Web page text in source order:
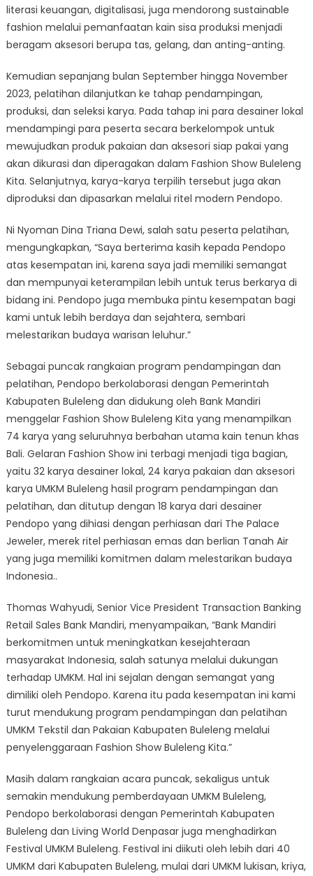
literasi keuangan, digitalisasi, juga mendorong sustainable
fashion melalui pemanfaatan kain sisa produksi menjadi
beragam aksesori berupa tas, gelang, dan anting-anting.
Kemudian sepanjang bulan September hingga November
2023, pelatihan dilanjutkan ke tahap pendampingan,
produksi, dan seleksi karya. Pada tahap ini para desainer lokal
mendampingi para peserta secara berkelompok untuk
mewujudkan produk pakaian dan aksesori siap pakai yang
akan dikurasi dan diperagakan dalam Fashion Show Buleleng
Kita. Selanjutnya, karya-karya terpilih tersebut juga akan
diproduksi dan dipasarkan melalui ritel modern Pendopo.
Ni Nyoman Dina Triana Dewi, salah satu peserta pelatihan,
mengungkapkan, “Saya berterima kasih kepada Pendopo
atas kesempatan ini, karena saya jadi memiliki semangat
dan mempunyai keterampilan lebih untuk terus berkarya di
bidang ini. Pendopo juga membuka pintu kesempatan bagi
kami untuk lebih berdaya dan sejahtera, sembari
melestarikan budaya warisan leluhur.”
Sebagai puncak rangkaian program pendampingan dan
pelatihan, Pendopo berkolaborasi dengan Pemerintah
Kabupaten Buleleng dan didukung oleh Bank Mandiri
menggelar Fashion Show Buleleng Kita yang menampilkan
74 karya yang seluruhnya berbahan utama kain tenun khas
Bali. Gelaran Fashion Show ini terbagi menjadi tiga bagian,
yaitu 32 karya desainer lokal, 24 karya pakaian dan aksesori
karya UMKM Buleleng hasil program pendampingan dan
pelatihan, dan ditutup dengan 18 karya dari desainer
Pendopo yang dihiasi dengan perhiasan dari The Palace
Jeweler, merek ritel perhiasan emas dan berlian Tanah Air
yang juga memiliki komitmen dalam melestarikan budaya
Indonesia..
Thomas Wahyudi, Senior Vice President Transaction Banking
Retail Sales Bank Mandiri, menyampaikan, “Bank Mandiri
berkomitmen untuk meningkatkan kesejahteraan
masyarakat Indonesia, salah satunya melalui dukungan
terhadap UMKM. Hal ini sejalan dengan semangat yang
dimiliki oleh Pendopo. Karena itu pada kesempatan ini kami
turut mendukung program pendampingan dan pelatihan
UMKM Tekstil dan Pakaian Kabupaten Buleleng melalui
penyelenggaraan Fashion Show Buleleng Kita.”
Masih dalam rangkaian acara puncak, sekaligus untuk
semakin mendukung pemberdayaan UMKM Buleleng,
Pendopo berkolaborasi dengan Pemerintah Kabupaten
Buleleng dan Living World Denpasar juga menghadirkan
Festival UMKM Buleleng. Festival ini diikuti oleh lebih dari 40
UMKM dari Kabupaten Buleleng, mulai dari UMKM lukisan, kriya,